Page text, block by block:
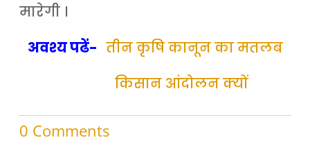
मारेगी ।
अवश्य पढें- तीन कृषि कानून का मतलब
किसान आंदोलन क्यों
0 Comments